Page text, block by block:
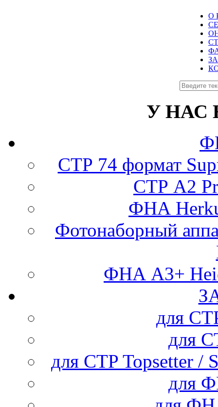
О
У НАС
СТР 74 формат
СТР А2
ФНА
Фотонаборный
ФНА А3+
для
для
для CTP Topsetter /
для